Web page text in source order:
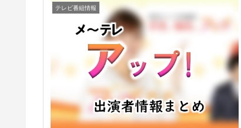
テレビ番組情報